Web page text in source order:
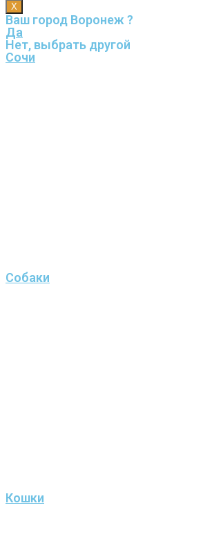
X
Ваш город Воронеж ?
Да
Нет, выбрать другой
Сочи
Собаки
Кошки